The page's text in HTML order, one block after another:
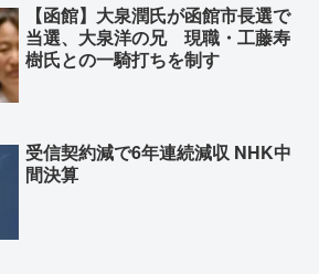
【函館】大泉潤氏が函館市長選で
当選、大泉洋の兄 現職・工藤寿
樹氏との一騎打ちを制す
受信契約減で6年連続減収 NHK中
間決算